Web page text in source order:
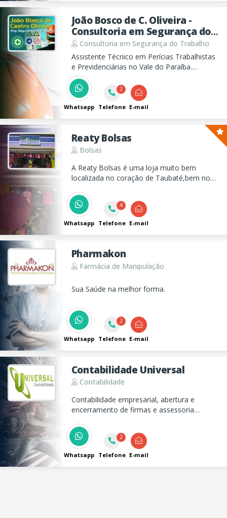
João Bosco de C. Oliveira -
Consultoria em Segurança do
Trabalho
Consultoria em Segurança do Trabalho
Assistente Técnico em Perícias Trabalhistas
e Previdenciárias no Vale do Paraíba.
Laudos, PGR e treinamentos como CIPA,
NR10 e empilhadeiras com foco em
segurança e respaldo técnico.
Whatsapp
2
Telefone E-mail
Reaty Bolsas
Bolsas
A Reaty Bolsas é uma loja muito bem
localizada no coração de Taubaté,bem no
públicos,gostos,com variedade de
cores,marcas e modelos que você procura.
Whatsapp
4
Telefone E-mail
Pharmakon
Farmácia de Manipulação
Sua Saúde na melhor forma.
Whatsapp
2
Telefone E-mail
Contabilidade Universal
Contabilidade
Contabilidade empresarial, abertura e
encerramento de firmas e assessoria
Whatsapp
2
Telefone E-mail